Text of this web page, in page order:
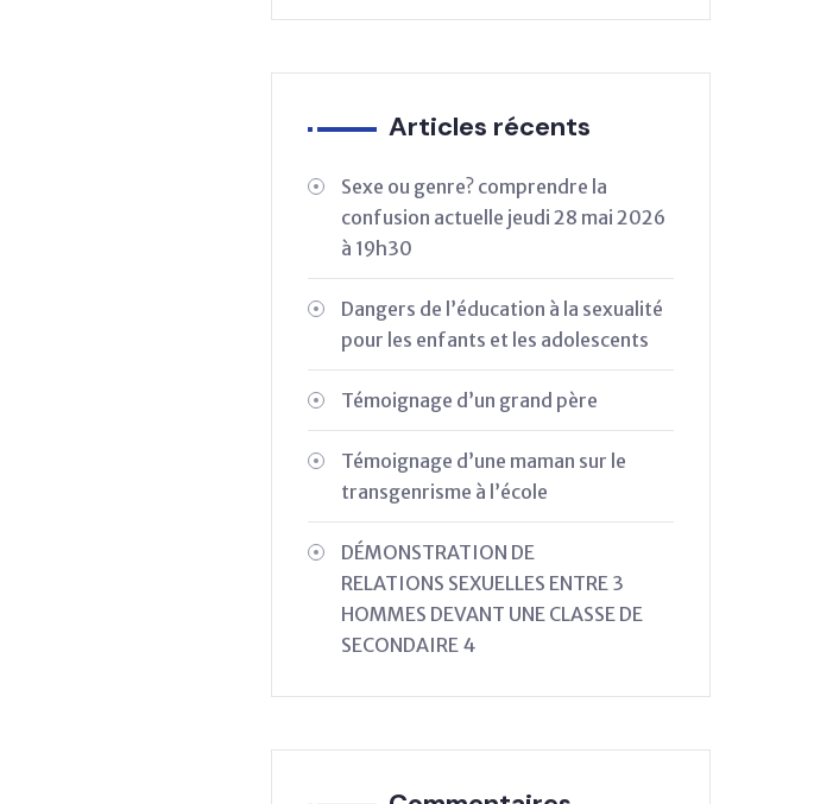
Articles récents
Sexe ou genre? comprendre la
confusion actuelle jeudi 28 mai 2026
à 19h30
Dangers de l’éducation à la sexualité
pour les enfants et les adolescents
Témoignage d’un grand père
Témoignage d’une maman sur le
transgenrisme à l’école
DÉMONSTRATION DE
RELATIONS SEXUELLES ENTRE 3
HOMMES DEVANT UNE CLASSE DE
SECONDAIRE 4